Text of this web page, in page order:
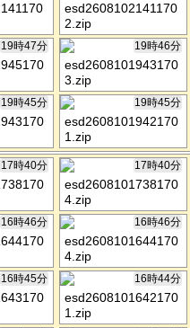
esd2608102141170
2.zip
19時47分 19時46分
esd2608101943170
3.zip
19時45分 19時45分
esd2608101942170
1.zip
17時40分 17時40分
esd2608101738170
4.zip
16時46分 16時46分
esd2608101644170
4.zip
16時45分 16時44分
esd2608101642170
1.zip